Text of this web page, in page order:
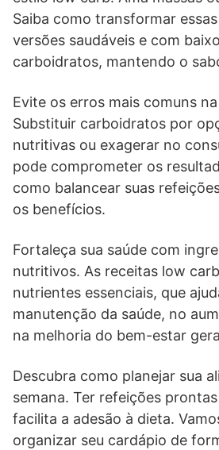
Saiba como transformar
versões saudáveis e com
carboidratos, mantendo o
Evite os erros mais comuns
Substituir carboidratos por
nutritivas ou exagerar no
pode comprometer os
como balancear suas
os benefícios.
Fortaleça sua saúde com
nutritivos. As receitas low
nutrientes essenciais, que
manutenção da saúde, no
na melhoria do bem-estar
Descubra como planejar sua
semana. Ter refeições
facilita a adesão à dieta.
organizar seu cardápio de